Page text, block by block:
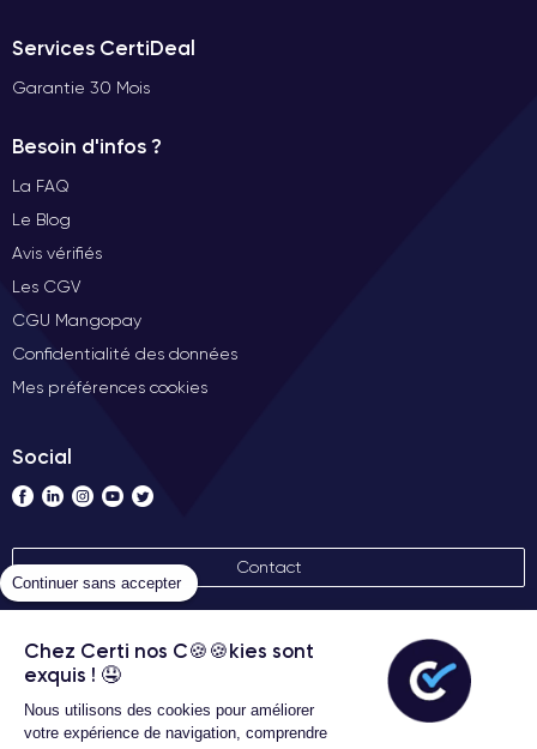
Continuer sans accepter
Chez Certi nos C🍪🍪kies sont
exquis ! 🤤
Nous utilisons des cookies pour améliorer
votre expérience de navigation, comprendre
Services CertiDeal
Garantie 30 Mois
Besoin d'infos ?
La FAQ
Le Blog
Avis vérifiés
Les CGV
CGU Mangopay
Confidentialité des données
Mes préférences cookies
Social
Contact